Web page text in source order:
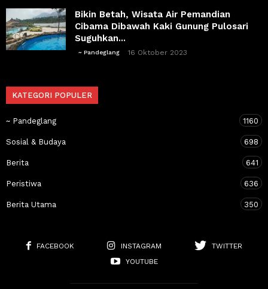
Bikin Betah, Wisata Air Pemandian
Cibama Dibawah Kaki Gunung Pulosari
Suguhkan...
~ Pandeglang 16 Oktober 2023
KATEGORI POPULER
~ Pandeglang 1160
Sosial & Budaya 698
Berita 641
Peristiwa 636
Berita Utama 350
FACEBOOK INSTAGRAM
TWITTER
YOUTUBE